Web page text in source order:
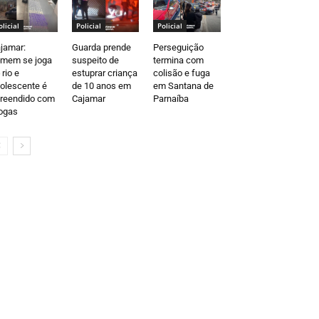
se joga
rio e
é
com
Policial
Guarda prende
suspeito de
estuprar criança
de 10 anos em
Cajamar
Policial
Perseguição
termina com
colisão e fuga
em Santana de
Parnaíba